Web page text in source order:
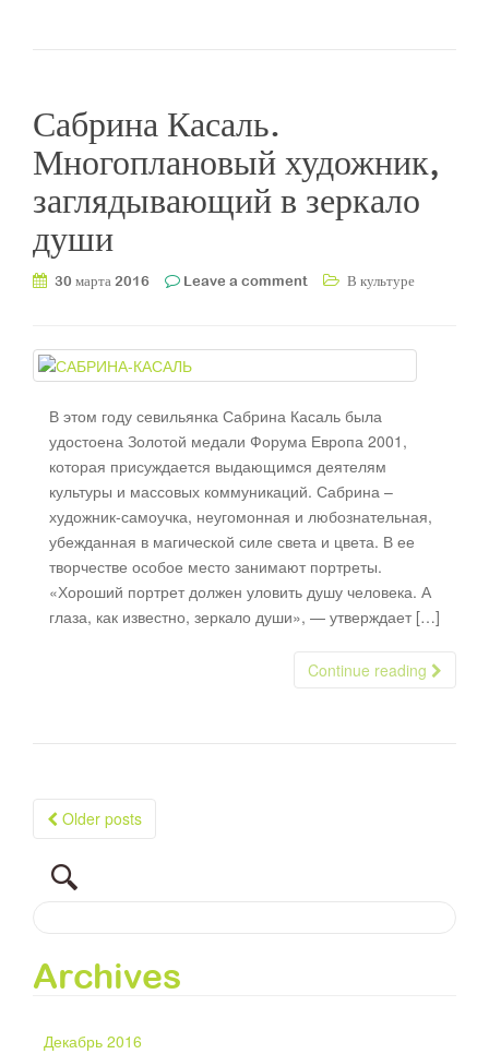
Сабрина Касаль.
Многоплановый художник,
заглядывающий в зеркало
души
30 марта 2016 Leave a comment В культуре
В этом году севильянка Сабрина Касаль была
удостоена Золотой медали Форума Европа 2001,
которая присуждается выдающимся деятелям
культуры и массовых коммуникаций. Сабрина –
художник-самоучка, неугомонная и любознательная,
убежданная в магической силе света и цвета. В ее
творчестве особое место занимают портреты.
«Хороший портрет должен уловить душу человека. А
глаза, как известно, зеркало души», — утверждает […]
Continue reading
Posts navigation
Older posts
Archives
Декабрь 2016